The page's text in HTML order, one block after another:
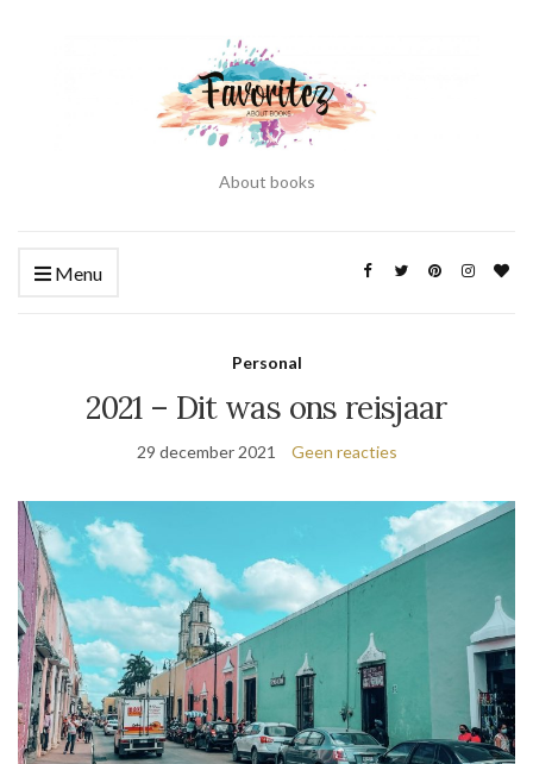
About books
Menu
Personal
2021 – Dit was ons reisjaar
29 december 2021 Geen reacties